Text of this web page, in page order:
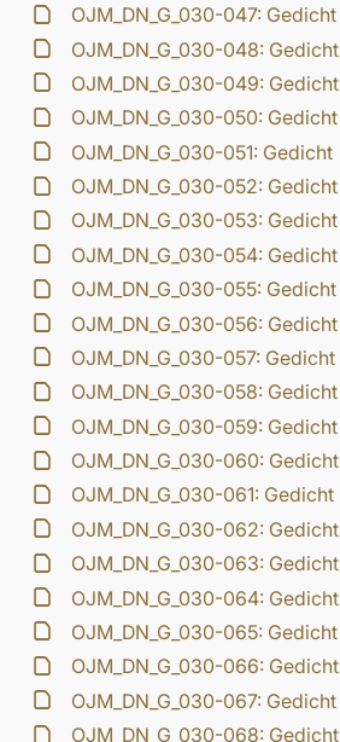
OJM_DN_G_030-047: Gedicht
OJM_DN_G_030-048: Gedicht
OJM_DN_G_030-049: Gedicht
OJM_DN_G_030-050: Gedicht
OJM_DN_G_030-051: Gedicht
OJM_DN_G_030-052: Gedicht
OJM_DN_G_030-053: Gedicht
OJM_DN_G_030-054: Gedicht
OJM_DN_G_030-055: Gedicht
OJM_DN_G_030-056: Gedicht
OJM_DN_G_030-057: Gedicht
OJM_DN_G_030-058: Gedicht
OJM_DN_G_030-059: Gedicht
OJM_DN_G_030-060: Gedicht
OJM_DN_G_030-061: Gedicht
OJM_DN_G_030-062: Gedicht
OJM_DN_G_030-063: Gedicht
OJM_DN_G_030-064: Gedicht
OJM_DN_G_030-065: Gedicht
OJM_DN_G_030-066: Gedicht
OJM_DN_G_030-067: Gedicht
OJM_DN_G_030-068: Gedicht